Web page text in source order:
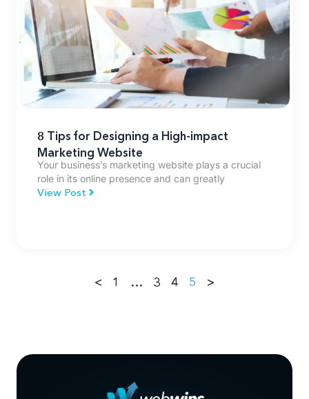
8 Tips for Designing a High-impact
Marketing Website
Your business’s marketing website plays a crucial
role in its online presence and can greatly
View Post
< 1 … 3 4 5 >